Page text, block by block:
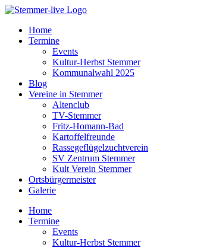
Home
Termine
Events
Kultur-Herbst Stemmer
Kommunalwahl 2025
Blog
Vereine in Stemmer
Altenclub
TV-Stemmer
Fritz-Homann-Bad
Kartoffelfreunde
Rassegeflügelzuchtverein
SV Zentrum Stemmer
Kult Verein Stemmer
Ortsbürgermeister
Galerie
Home
Termine
Events
Kultur-Herbst Stemmer